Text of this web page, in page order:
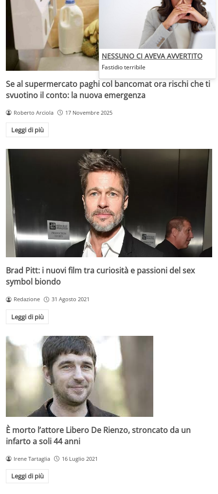
Se al supermercato paghi col bancomat ora rischi che ti
svuotino il conto: la nuova emergenza
Roberto Arciola 17 Novembre 2025
Leggi di più
Brad Pitt: i nuovi film tra curiosità e passioni del sex
symbol biondo
Redazione 31 Agosto 2021
Leggi di più
È morto l’attore Libero De Rienzo, stroncato da un
infarto a soli 44 anni
Irene Tartaglia 16 Luglio 2021
Leggi di più
NESSUNO CI AVEVA AVVERTITO
Fastidio terribile